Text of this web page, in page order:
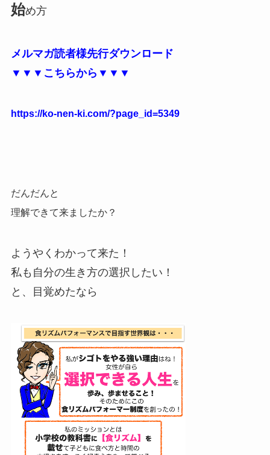
始め方
メルマガ読者様先行ダウンロード
▼▼▼こちらから▼▼▼
https://ko-nen-ki.com/?page_id=5349
だんだんと
理解できて来ましたか？
ようやくわかって来た！
私も自分の生き方の選択したい！
と、目覚めたなら